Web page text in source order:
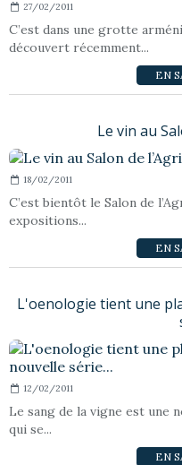
27/02/2011
C’est dans une grotte
découvert récemment...
EN
Le vin au
18/02/2011
C’est bientôt le Salon de
expositions...
EN
L'oenologie tient une
12/02/2011
Le sang de la vigne est une
qui se...
EN